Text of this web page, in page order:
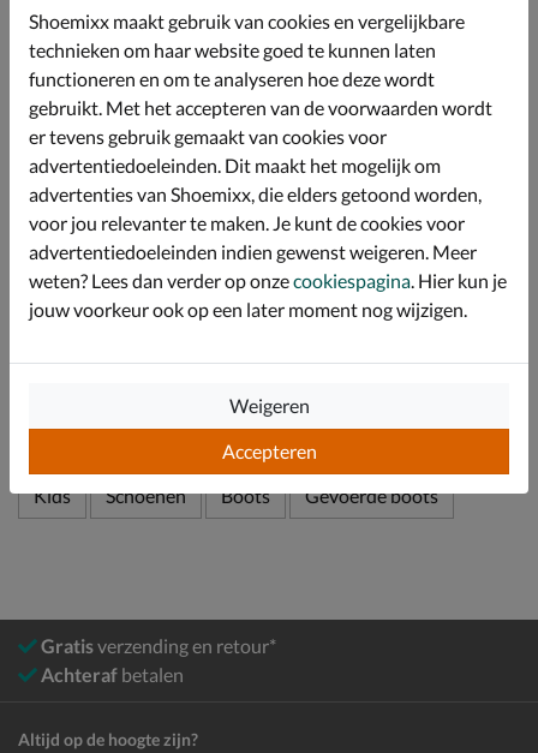
Gevoerd met Merino wol, deze wolsoort is zeer zacht
en isoleert de lichaamswarmte. ideaal voor de koude
maanden.
Het voetbed is bekleed met hetzelfde Merino wol voor
nog meer warmte.
Afgewerkt met een stevige rubberen loopzool.
Let op! Door de dikke laag wol zit de boot in het begin
strak. Tijdens het gebruik wordt de wol platter en loopt
het leer uit wat de pasvorm wijder maakt.
Specificaties
Bekijk meer
Kids Schoenen Boots Gevoerde boots
Gratisverzending en retour*
Achteraf betalen
Altijd op de hoogte zijn?
Shoemixx maakt gebruik van cookies en vergelijkbare
technieken om haar website goed te kunnen laten
functioneren en om te analyseren hoe deze wordt
gebruikt. Met het accepteren van de voorwaarden wordt
er tevens gebruik gemaakt van cookies voor
advertentiedoeleinden. Dit maakt het mogelijk om
advertenties van Shoemixx, die elders getoond worden,
voor jou relevanter te maken. Je kunt de cookies voor
advertentiedoeleinden indien gewenst weigeren. Meer
weten? Lees dan verder op onzecookiespagina . Hier kun je
jouw voorkeur ook op een later moment nog wijzigen.
Accepteren
Weigeren